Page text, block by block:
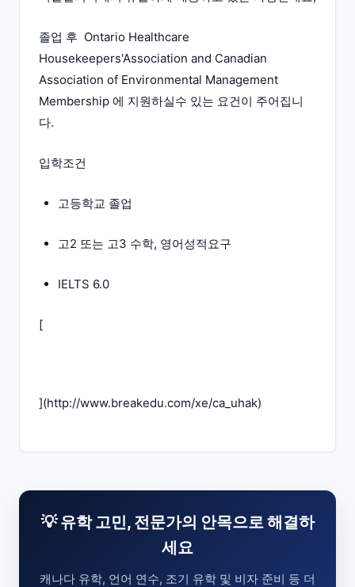
졸업 후 Ontario Healthcare
Housekeepers'Association and Canadian
Association of Environmental Management
Membership 에 지원하실수 있는 요건이 주어집니
다.
입학조건
고등학교 졸업
고2 또는 고3 수학, 영어성적요구
IELTS 6.0
[
](http://www.breakedu.com/xe/ca_uhak)
💡 유학 고민, 전문가의 안목으로 해결하
세요
캐나다 유학, 언어 연수, 조기 유학 및 비자 준비 등 더